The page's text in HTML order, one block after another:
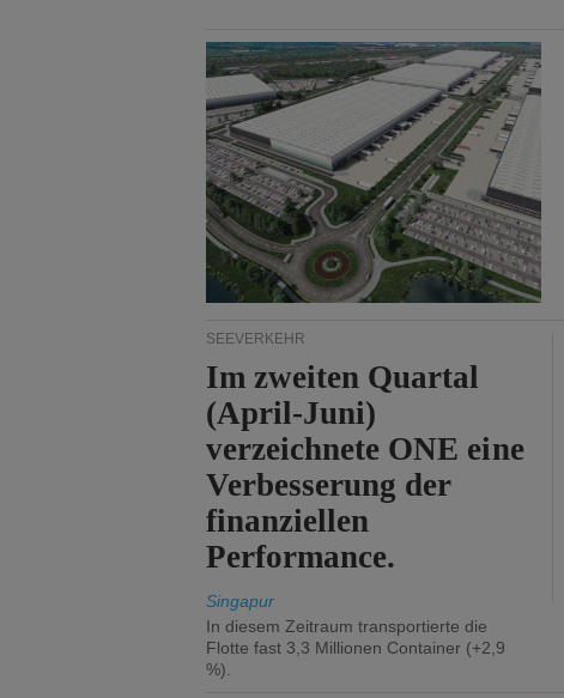
SEEVERKEHR
Im zweiten Quartal
(April-Juni)
verzeichnete ONE eine
Verbesserung der
finanziellen
Performance.
Singapur
In diesem Zeitraum transportierte die
Flotte fast 3,3 Millionen Container (+2,9
%).